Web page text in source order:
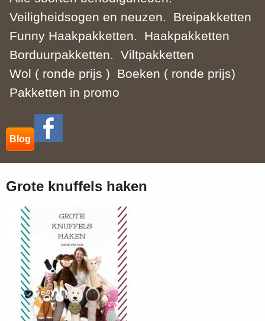
Veiligheidsogen en neuzen.
Breipakketten
Funny Haakpakketten.
Haakpakketten
Borduurpakketten.
Viltpakketten
Wol ( ronde prijs )
Boeken ( ronde prijs)
Pakketten in promo
Blog
Grote knuffels haken